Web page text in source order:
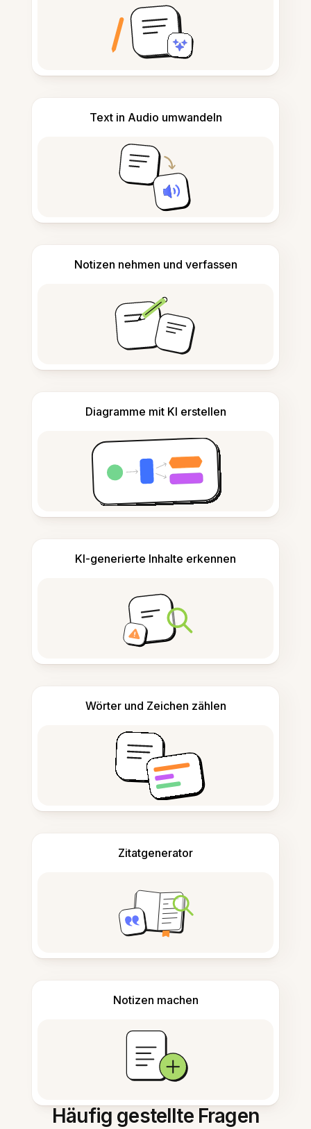
Text in Audio umwandeln
Notizen nehmen und verfassen
Diagramme mit KI erstellen
KI-generierte Inhalte erkennen
Wörter und Zeichen zählen
Zitatgenerator
Notizen machen
Häufig gestellte Fragen